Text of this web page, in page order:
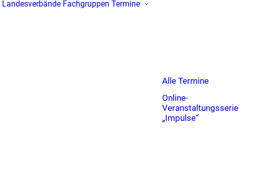
Landesverbände Fachgruppen Termine
Alle Termine
Online-
Veranstaltungsserie
„Impulse“